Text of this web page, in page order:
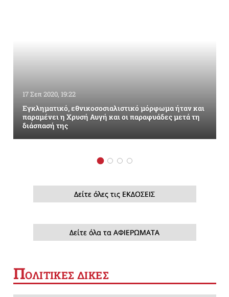
17 Σεπ 2020, 19:22
Εγκληματικό, εθνικοσοσιαλιστικό μόρφωμα ήταν και
παραμένει η Χρυσή Αυγή και οι παραφυάδες μετά τη
διάσπασή της
Δείτε όλες τις ΕΚΔΟΣΕΙΣ
Δείτε όλα τα ΑΦΙΕΡΩΜΑΤΑ
ΠΟΛΙΤΙΚΕΣ ΔΙΚΕΣ